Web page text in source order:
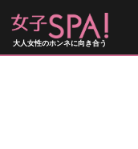
大人女性のホンネに向き合う